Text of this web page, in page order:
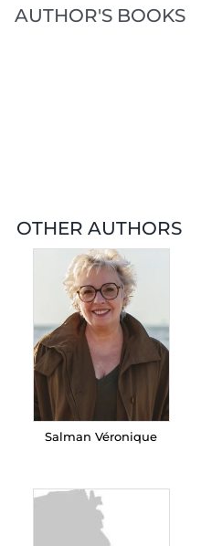
AUTHOR'S BOOKS
OTHER AUTHORS
Salman Véronique